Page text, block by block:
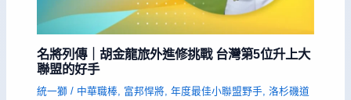
名將列傳｜胡金龍旅外進修挑戰 台灣第5位升上大
聯盟的好手
統一獅 / 中華職棒 富邦悍將 ,年度最佳小聯盟野手 ,洛杉磯道